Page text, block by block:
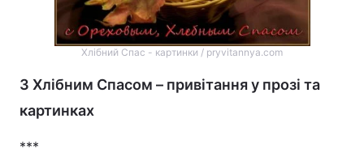
Хлібний Спас - картинки / pryvitannya.com
З Хлібним Спасом – привітання у прозі та
картинках
***